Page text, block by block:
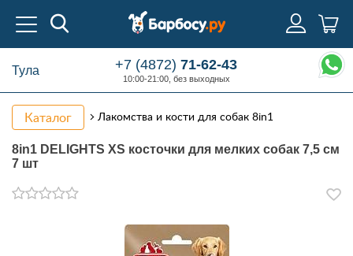
Тула +7 (4872)71-62-43
10:00-21:00, без выходных
Каталог Лакомства и кости для собак 8in1
8in1 DELIGHTS XS косточки для мелких собак 7,5 см
7 шт